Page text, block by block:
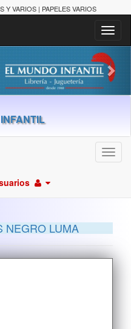
Y VARIOS | PAPELES VARIOS
NEGRO LUMA